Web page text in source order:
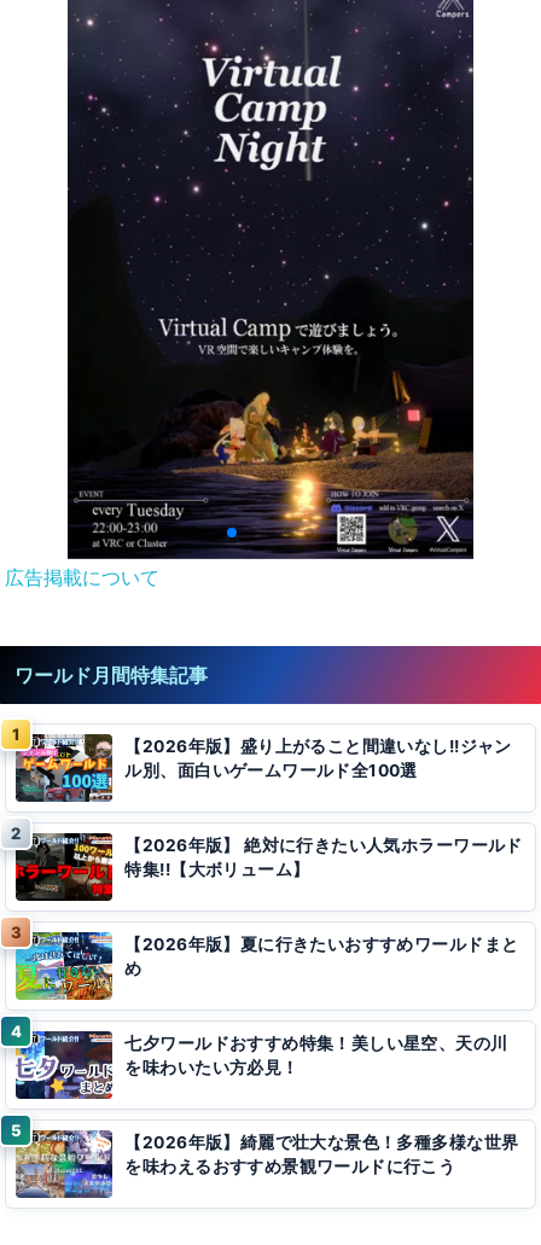
広告掲載について
ワールド月間特集記事
【2026年版】盛り上がること間違いなし!!ジャン
ル別、面白いゲームワールド全100選
【2026年版】 絶対に行きたい人気ホラーワールド
特集!!【大ボリューム】
【2026年版】夏に行きたいおすすめワールドまと
め
七夕ワールドおすすめ特集！美しい星空、天の川
を味わいたい方必見！
【2026年版】綺麗で壮大な景色！多種多様な世界
を味わえるおすすめ景観ワールドに行こう